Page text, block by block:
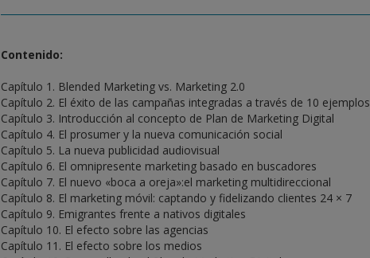
Contenido:
Capítulo 1. Blended Marketing vs. Marketing 2.0
Capítulo 2. El éxito de las campañas integradas a través de 10 ejemplos
Capítulo 3. Introducción al concepto de Plan de Marketing Digital
Capítulo 4. El prosumer y la nueva comunicación social
Capítulo 5. La nueva publicidad audiovisual
Capítulo 6. El omnipresente marketing basado en buscadores
Capítulo 7. El nuevo «boca a oreja»:el marketing multidireccional
Capítulo 8. El marketing móvil: captando y fidelizando clientes 24 × 7
Capítulo 9. Emigrantes frente a nativos digitales
Capítulo 10. El efecto sobre las agencias
Capítulo 11. El efecto sobre los medios